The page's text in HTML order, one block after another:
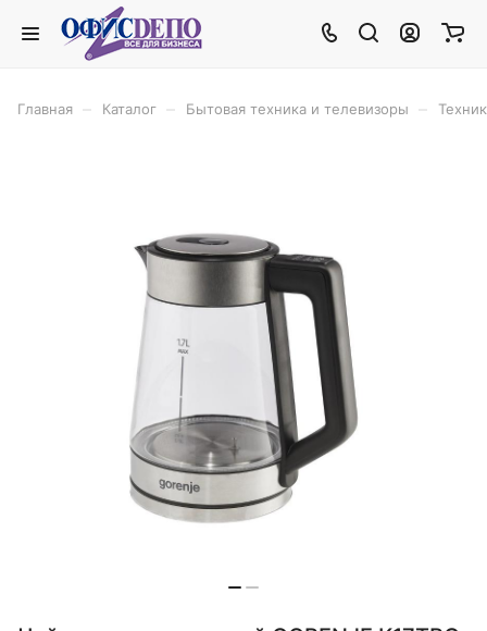
Главная Каталог Бытовая техника и телевизоры